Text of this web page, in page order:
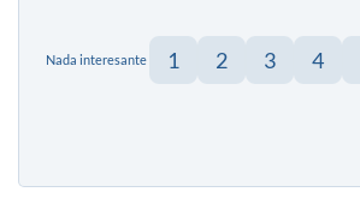
Nada interesante 1 2 3 4